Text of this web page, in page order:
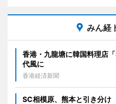
みん経
香港・九龍塘に韓国料理店
代風に
香港経済新聞
SC相模原、熊本と引き分